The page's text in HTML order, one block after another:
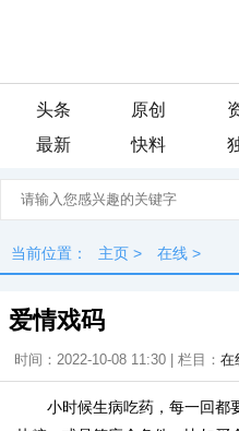
头条 原创
最新
快料
当前位置： 主页 > 在线 >
爱情戏码
时间：2022-10-08 11:30 | 栏目： 在
小时候生病吃药，每一回都